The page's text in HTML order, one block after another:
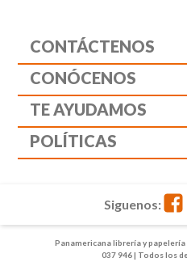
CONTÁCTENOS
CONÓCENOS
TE AYUDAMOS
POLÍTICAS
Panamericana librería y
037 946 | Todos los
Siguenos: